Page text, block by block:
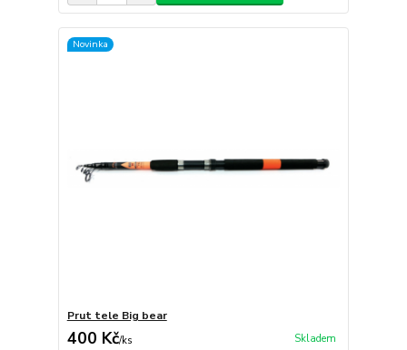
Novinka
Prut tele Big bear
400 Kč/ks Skladem